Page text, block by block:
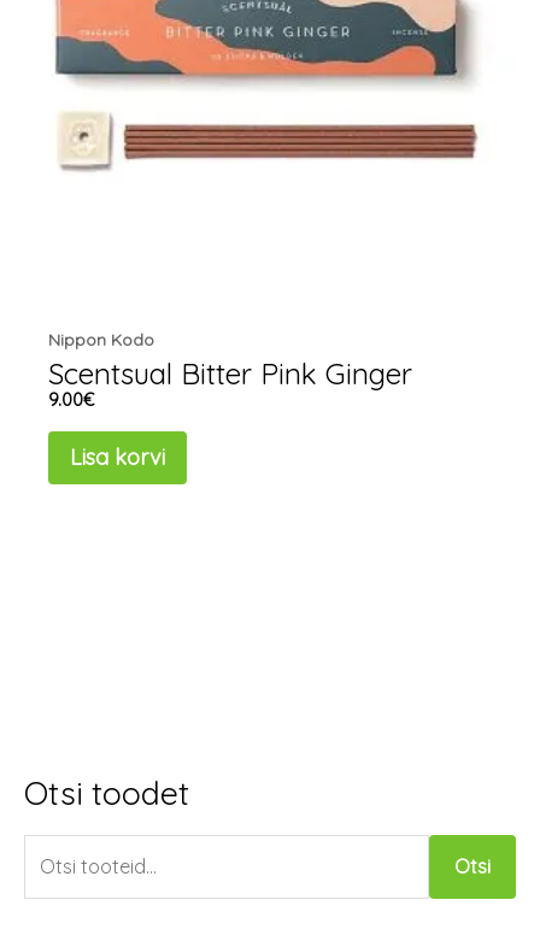
Otsi toodet
O
t
Otsi
Nippon Kodo
Scentsual Bitter Pink Ginger
9.00€
Lisa korvi